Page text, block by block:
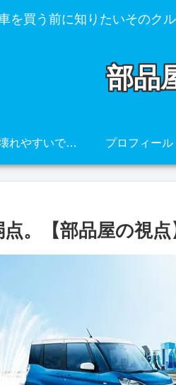
を買う前に知りたいそのク
部品
その車、壊れやすいですよ・・・ プロフィール
。【部品屋の視点